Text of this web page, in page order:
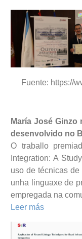
Fuente: https://
María José
desenvolvido no
O traballo
Integration: A
uso de técnicas
unha linguaxe de
empregada na
Leer más